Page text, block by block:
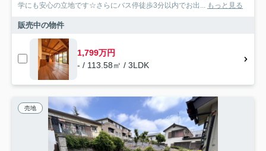
学にも安心の立地です☆さらにバス停徒歩3分以内でお出... もっと見る
販売中の物件
1,799万円
- / 113.58㎡ / 3LDK
売地